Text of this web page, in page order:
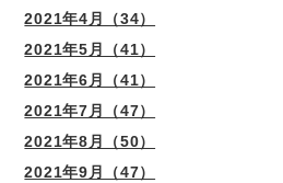
2021年4月（34）
2021年5月（41）
2021年6月（41）
2021年7月（47）
2021年8月（50）
2021年9月（47）